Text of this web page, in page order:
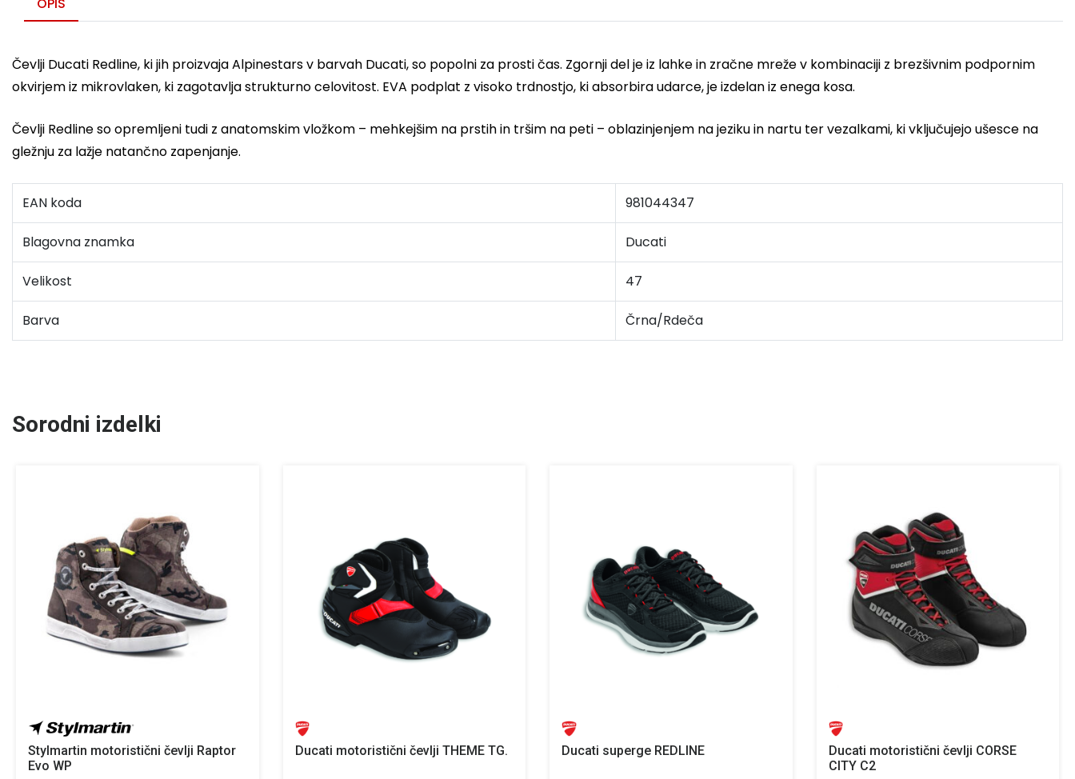
OPIS
Čevlji Ducati Redline, ki jih proizvaja Alpinestars v barvah Ducati, so popolni za prosti čas. Zgornji del je iz lahke in zračne mreže v kombinaciji z brezšivnim podpornim
okvirjem iz mikrovlaken, ki zagotavlja strukturno celovitost. EVA podplat z visoko trdnostjo, ki absorbira udarce, je izdelan iz enega kosa.
Čevlji Redline so opremljeni tudi z anatomskim vložkom – mehkejšim na prstih in tršim na peti – oblazinjenjem na jeziku in nartu ter vezalkami, ki vključujejo ušesce na
gležnju za lažje natančno zapenjanje.
EAN koda 981044347
Blagovna znamka Ducati
Velikost 47
Barva Črna/Rdeča
Sorodni izdelki
Stylmartin motoristični čevlji Raptor
Evo WP
Ducati motoristični čevlji THEME TG. Ducati superge REDLINE
Ducati motoristični čevlji CORSE
CITY C2